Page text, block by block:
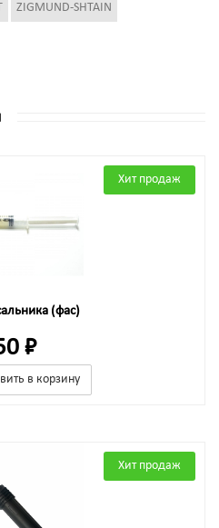
ZIGMUND-SHTAIN
Хит продаж
(фас)
₽
в корзину
Хит продаж